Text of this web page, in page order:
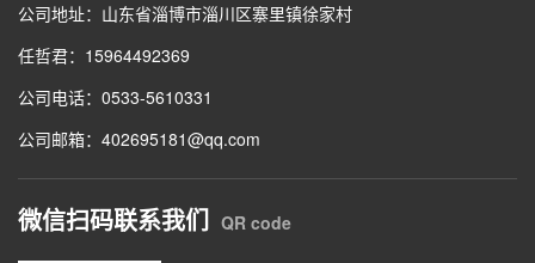
公司地址：山东省淄博市淄川区寨里镇徐家村
任哲君：15964492369
公司电话：0533-5610331
公司邮箱：402695181@qq.com
微信扫码联系我们 QR code